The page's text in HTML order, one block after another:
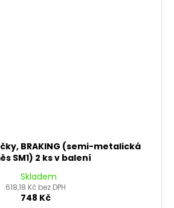
BRAKING (semi-metalická
SM1) 2 ks v balení
Skladem
618,18 Kč bez DPH
748 Kč